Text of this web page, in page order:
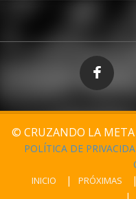
© CRUZANDO LA META
POLÍTICA DE
INICIO PRÓXIMAS